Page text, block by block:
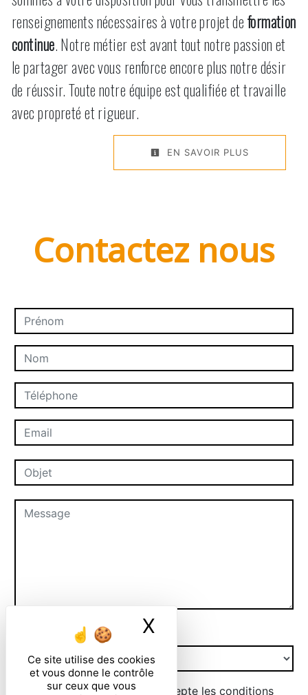
Ce site utilise des cookies
et vous donne le contrôle
sur ceux que vous
X
renseignements nécessaires à votre projet deformation
continue. Notre métier est avant tout notre passion et
le partager avec vous renforce encore plus notre désir
de réussir. Toute notre équipe est qualifiée et travaille
avec propreté et rigueur.
EN SAVOIR PLUS
Contactez nous
Combien font zero plus quatre
En cochant cette case, j'accepte les conditions